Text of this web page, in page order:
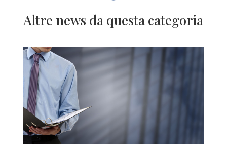
Altre news da questa categoria